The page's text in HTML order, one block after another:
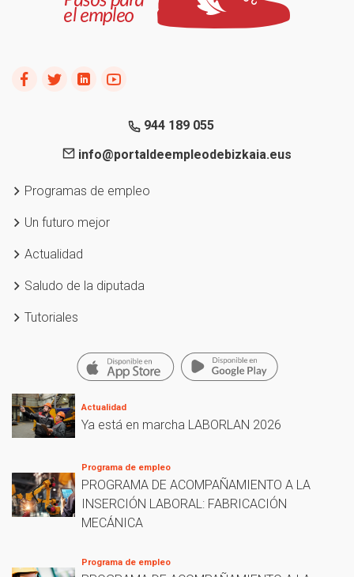
944 189 055
info@portaldeempleodebizkaia.eus
Programas de empleo
Un futuro mejor
Actualidad
Saludo de la diputada
Tutoriales
Actualidad
Ya está en marcha LABORLAN 2026
Programa de empleo
PROGRAMA DE ACOMPAÑAMIENTO A LA
INSERCIÓN LABORAL: FABRICACIÓN
MECÁNICA
Programa de empleo